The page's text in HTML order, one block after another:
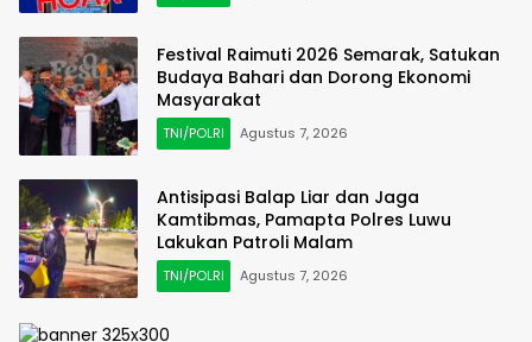
Festival Raimuti 2026 Semarak, Satukan
Budaya Bahari dan Dorong Ekonomi
Masyarakat
TNI/POLRI Agustus 7, 2026
Antisipasi Balap Liar dan Jaga
Kamtibmas, Pamapta Polres Luwu
Lakukan Patroli Malam
TNI/POLRI Agustus 7, 2026